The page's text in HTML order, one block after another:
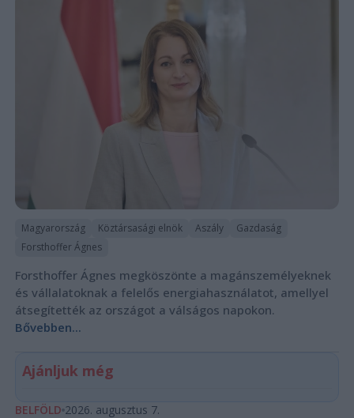
Magyarország Köztársasági elnök Aszály
Gazdaság
Forsthoffer Ágnes
Forsthoffer Ágnes megköszönte a magánszemélyeknek
és vállalatoknak a felelős energiahasználatot, amellyel
átsegítették az országot a válságos napokon.
Bővebben...
Ajánljuk még
BELFÖLD 2026. augusztus 7.